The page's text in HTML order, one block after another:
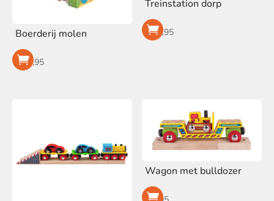
Boerderij molen
€23,95
Treinstation dorp
€16,95
Wagon met bulldozer